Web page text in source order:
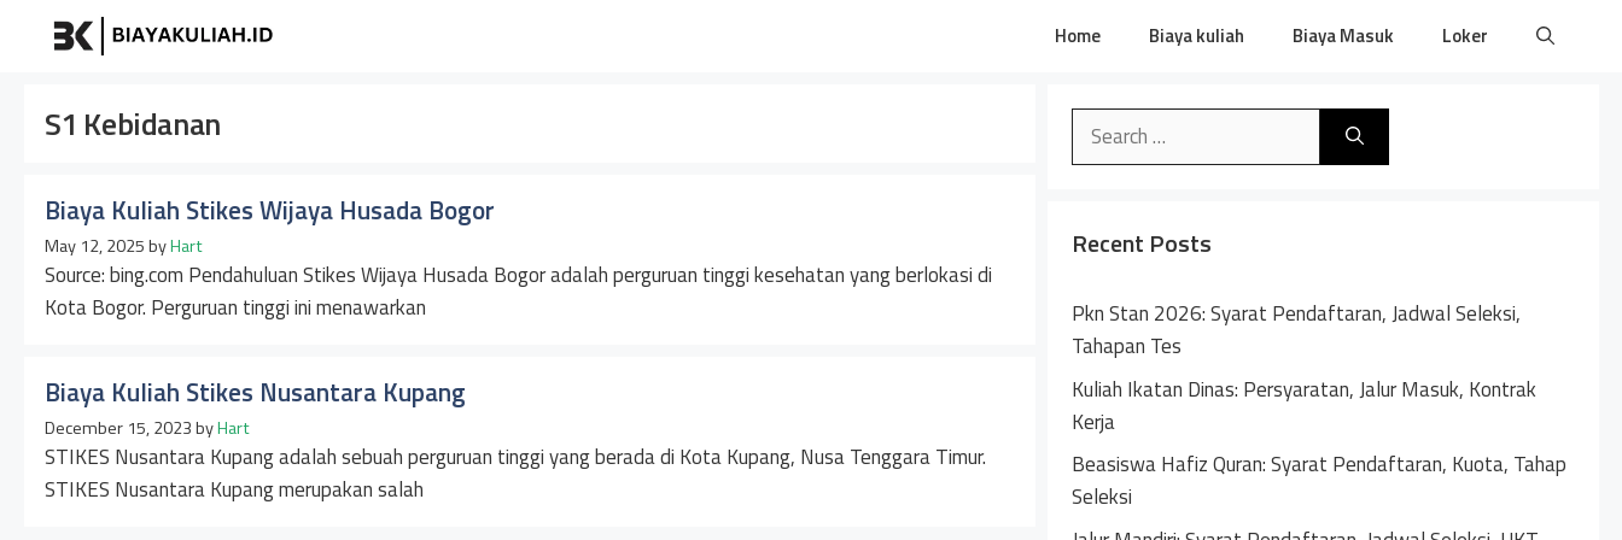
Home Biaya kuliah Biaya Masuk Loker
S1 Kebidanan
Biaya Kuliah Stikes Wijaya Husada Bogor
May 12, 2025byHart
Source: bing.com Pendahuluan Stikes Wijaya Husada Bogor adalah perguruan tinggi kesehatan yang berlokasi di
Kota Bogor. Perguruan tinggi ini menawarkan
Biaya Kuliah Stikes Nusantara Kupang
December 15, 2023byHart
STIKES Nusantara Kupang adalah sebuah perguruan tinggi yang berada di Kota Kupang, Nusa Tenggara Timur.
STIKES Nusantara Kupang merupakan salah
Search
Recent Posts
Pkn Stan 2026: Syarat Pendaftaran, Jadwal Seleksi,
Tahapan Tes
Kuliah Ikatan Dinas: Persyaratan, Jalur Masuk, Kontrak
Kerja
Beasiswa Hafiz Quran: Syarat Pendaftaran, Kuota, Tahap
Seleksi